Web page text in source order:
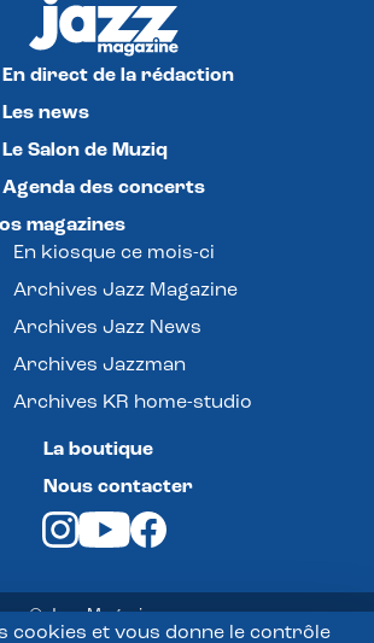
cookies et vous donne le contrôle
En direct de la rédaction
Les news
Le Salon de Muziq
Agenda des concerts
magazines
En kiosque ce mois-ci
Archives Jazz Magazine
Archives Jazz News
Archives Jazzman
Archives KR home-studio
La boutique
Nous contacter
© Jazz Magazine -